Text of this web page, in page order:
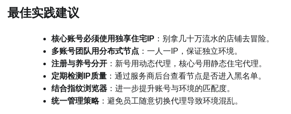
最佳实践建议
核心账号必须使用独享住宅IP ：别拿几十万流水的店铺去冒险。
多账号团队用分布式节点 ：一人一IP，保证独立环境。
注册与养号分开 ：新号用动态代理，核心号用静态住宅代理。
定期检测IP质量 ：通过服务商后台查看节点是否进入黑名单。
结合指纹浏览器 ：进一步提升账号与环境的匹配度。
统一管理策略：避免员工随意切换代理导致环境混乱。